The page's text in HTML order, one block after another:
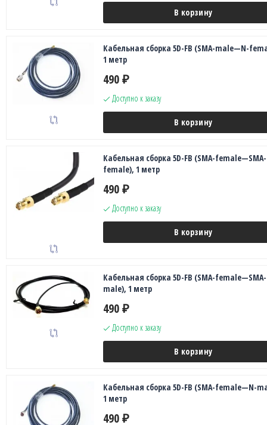
В корзину
Кабельная сборка 5D-FB (SMA-male—N-
1 метр
490 ₽
Доступно к заказу
В корзину
Кабельная сборка 5D-FB (SMA-female—SMA-
female), 1 метр
490 ₽
Доступно к заказу
В корзину
Кабельная сборка 5D-FB (SMA-female—SMA-
male), 1 метр
490 ₽
Доступно к заказу
В корзину
Кабельная сборка 5D-FB (SMA-female—N-
1 метр
490 ₽